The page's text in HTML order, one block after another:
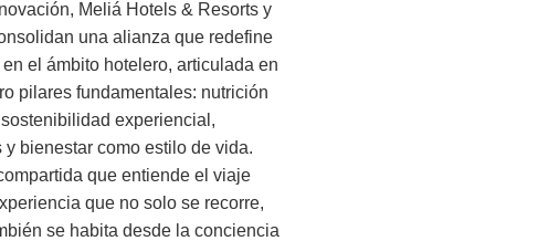
Meliá Hotels & Resorts y
una alianza que redefine
el ámbito hotelero, articulada en
pilares fundamentales: nutrición
experiencial,
y bienestar como estilo de vida.
que entiende el viaje
que no solo se recorre,
se habita desde la conciencia